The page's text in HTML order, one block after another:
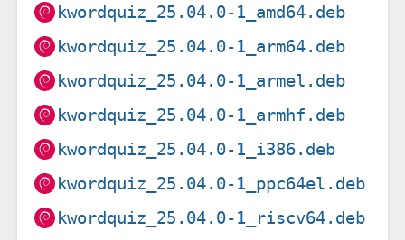
kwordquiz_25.04.0-1_amd64.deb
kwordquiz_25.04.0-1_arm64.deb
kwordquiz_25.04.0-1_armel.deb
kwordquiz_25.04.0-1_armhf.deb
kwordquiz_25.04.0-1_i386.deb
kwordquiz_25.04.0-1_ppc64el.deb
kwordquiz_25.04.0-1_riscv64.deb